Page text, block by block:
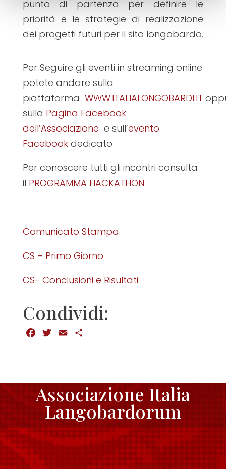
punto di partenza per definire le
priorità e le strategie di realizzazione
dei progetti futuri per il sito longobardo.
Per Seguire gli eventi in streaming online
potete andare sulla
piattaforma WWW.ITALIALONGOBARDI.IT
sulla Pagina Facebook
dell’Associazione e sull’evento
Facebookdedicato
Per conoscere tutti gli incontri consulta
il PROGRAMMA HACKATHON
Comunicato Stampa
CS – Primo Giorno
CS- Conclusioni e Risultati
Condividi:
Facebook
Twitter
Email
Associazione Italia
Langobardorum